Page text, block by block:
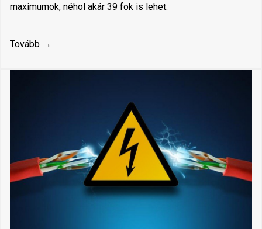
maximumok, néhol akár 39 fok is lehet.
Tovább →